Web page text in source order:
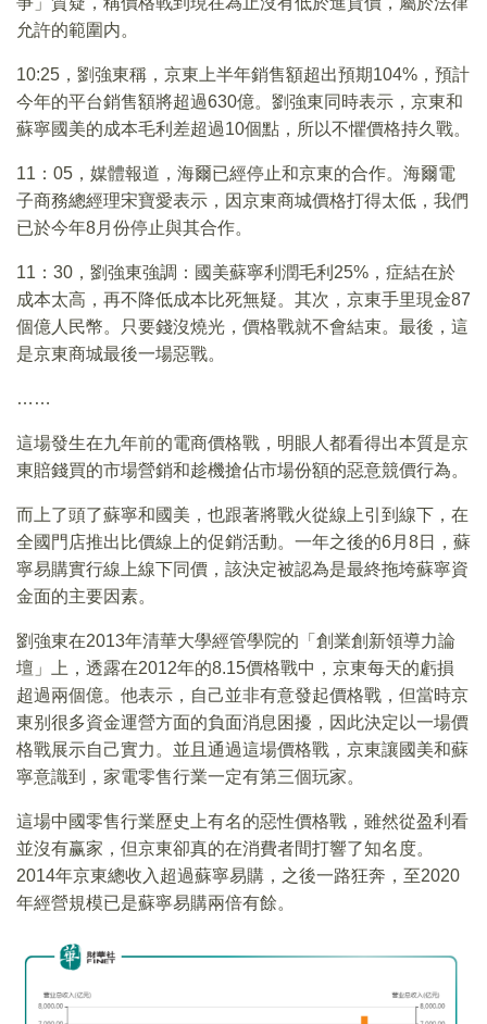
允許的範圍内。
10:25，劉強東稱，京東上半年銷售額超出預期104%，預計
今年的平台銷售額將超過630億。劉強東同時表示，京東和
蘇寧國美的成本毛利差超過10個點，所以不懼價格持久戰。
11：05，媒體報道，海爾已經停止和京東的合作。海爾電
子商務總經理宋寶愛表示，因京東商城價格打得太低，我們
已於今年8月份停止與其合作。
11：30，劉強東強調：國美蘇寧利潤毛利25%，症結在於
成本太高，再不降低成本比死無疑。其次，京東手里現金87
個億人民幣。只要錢沒燒光，價格戰就不會結束。最後，這
是京東商城最後一場惡戰。
……
這場發生在九年前的電商價格戰，明眼人都看得出本質是京
東賠錢買的市場營銷和趁機搶佔市場份額的惡意競價行為。
而上了頭了蘇寧和國美，也跟著將戰火從線上引到線下，在
全國門店推出比價線上的促銷活動。一年之後的6月8日，蘇
寧易購實行線上線下同價，該決定被認為是最終拖垮蘇寧資
金面的主要因素。
劉強東在2013年清華大學經管學院的「創業創新領導力論
壇」上，透露在2012年的8.15價格戰中，京東每天的虧損
超過兩個億。他表示，自己並非有意發起價格戰，但當時京
東别很多資金運營方面的負面消息困擾，因此決定以一場價
格戰展示自己實力。並且通過這場價格戰，京東讓國美和蘇
寧意識到，家電零售行業一定有第三個玩家。
這場中國零售行業歷史上有名的惡性價格戰，雖然從盈利看
並沒有赢家，但京東卻真的在消費者間打響了知名度。
2014年京東總收入超過蘇寧易購，之後一路狂奔，至2020
年經營規模已是蘇寧易購兩倍有餘。